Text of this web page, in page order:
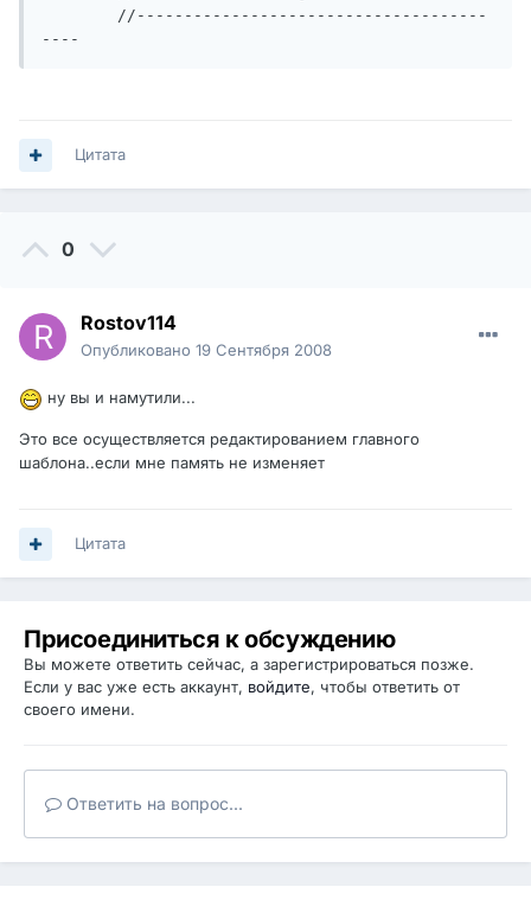
----
Цитата
0
Rostov114
Опубликовано 19 Сентября 2008
ну вы и намутили...
Это все осуществляется редактированием главного
шаблона..если мне память не изменяет
Цитата
Присоединиться к обсуждению
Вы можете ответить сейчас, а зарегистрироваться позже.
Если у вас уже есть аккаунт, войдите, чтобы ответить от
своего имени.
Ответить на вопрос...